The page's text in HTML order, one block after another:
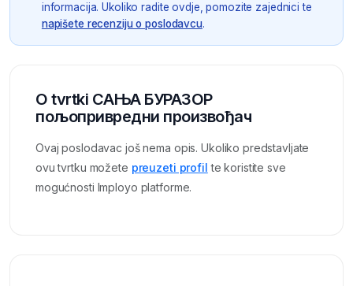
informacija. Ukoliko radite ovdje, pomozite zajednici te
napišete recenziju o poslodavcu.
O tvrtki САЊА БУРАЗОР
пољопривредни произвођач
Ovaj poslodavac još nema opis. Ukoliko predstavljate
ovu tvrtku možete preuzeti profil te koristite sve
mogućnosti Imployo platforme.